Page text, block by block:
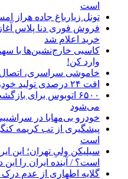
است
تونل زیارباغ جاده هراز
فروش فوری دنا پلاس
خرید اعلام شد
وارد کن!
خاموشی سراسری، اتصال
افت ۲۴ درصدی تولید خودرو در کشور
۶۵۰۰ اتوبوس برای
می‌شود
خودرو بی‌مهابا در
پیشگیری از تب کریمه
است
است؟ / آینده ایران را
گلایه اطهاری از عدم درک